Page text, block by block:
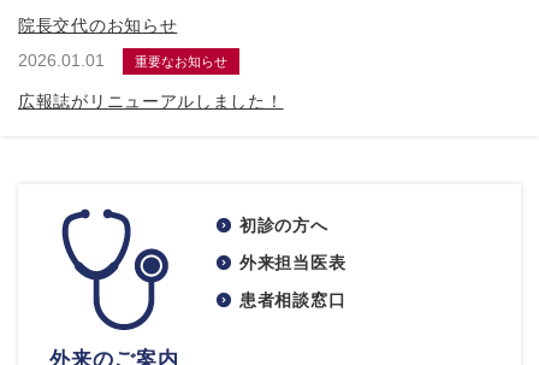
院長交代のお知らせ
2026.01.01
重要なお知らせ
広報誌がリニューアルしました！
外来のご案内
初診の方へ
外来担当医表
患者相談窓口